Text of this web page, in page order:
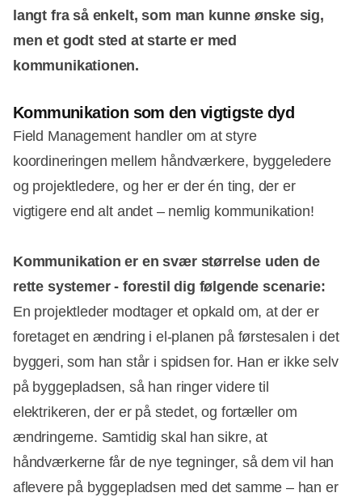
langt fra så enkelt, som man kunne ønske sig,
men et godt sted at starte er med
kommunikationen.
Kommunikation som den vigtigste dyd
Field Management handler om at styre
koordineringen mellem håndværkere, byggeledere
og projektledere, og her er der én ting, der er
vigtigere end alt andet – nemlig kommunikation!
Kommunikation er en svær størrelse uden de
rette systemer - forestil dig følgende scenarie:
En projektleder modtager et opkald om, at der er
foretaget en ændring i el-planen på førstesalen i det
byggeri, som han står i spidsen for. Han er ikke selv
på byggepladsen, så han ringer videre til
elektrikeren, der er på stedet, og fortæller om
ændringerne. Samtidig skal han sikre, at
håndværkerne får de nye tegninger, så dem vil han
aflevere på byggepladsen med det samme – han er